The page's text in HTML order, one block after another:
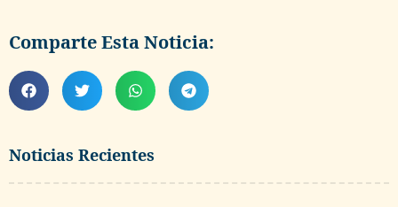
Noticias Recientes
Comparte Esta Noticia: